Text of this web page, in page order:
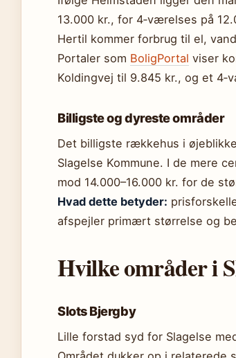
13.000 kr., for 4‑værelses på
Hertil kommer forbrug til el,
Portaler som BoligPortal viser
Koldingvej til 9.845 kr., og et
Billigste og dyreste områder
Det billigste rækkehus i
Slagelse Kommune. I de mere
mod 14.000–16.000 kr. for de
Hvad dette betyder:
afspejler primært størrelse og
Hvilke områder i
Slots Bjergby
Lille forstad syd for Slagelse